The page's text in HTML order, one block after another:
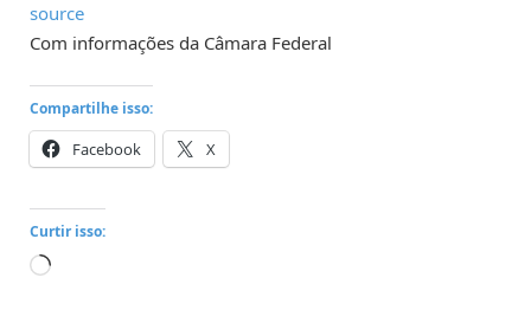
source
Com informações da Câmara Federal
Compartilhe isso:
Facebook X
Curtir isso:
Carregando...